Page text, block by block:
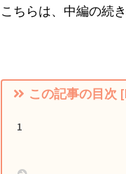
こちらは、中編の続
この記事の目次 [